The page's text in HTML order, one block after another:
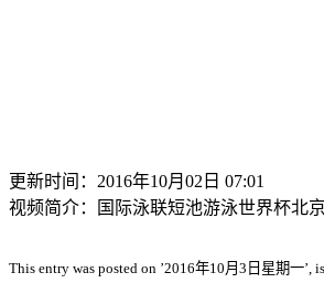
更新时间：2016年10月02日 07:01
视频简介：国际泳联短池游泳世界杯北
This entry was posted on ’2016年10月3日星期一’,